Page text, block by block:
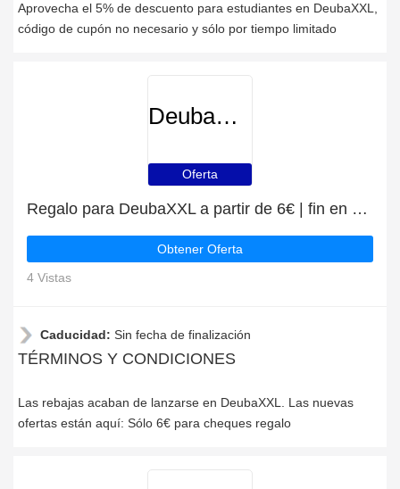
Aprovecha el 5% de descuento para estudiantes en DeubaXXL,
código de cupón no necesario y sólo por tiempo limitado
DeubaXXL
Oferta
Regalo para DeubaXXL a partir de 6€ | fin en breve
Obtener Oferta
4 Vistas
Caducidad: Sin fecha de finalización
TÉRMINOS Y CONDICIONES
Las rebajas acaban de lanzarse en DeubaXXL. Las nuevas
ofertas están aquí: Sólo 6€ para cheques regalo